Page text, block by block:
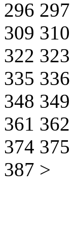
296 297
309 310
322 323
335 336
348 349
361 362
374 375
387 >